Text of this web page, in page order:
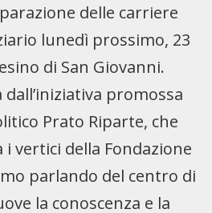
delle carriere
lunedì prossimo, 23
di San Giovanni.
dall’iniziativa promossa
Prato Riparte, che
vertici della Fondazione
parlando del centro di
la conoscenza e la